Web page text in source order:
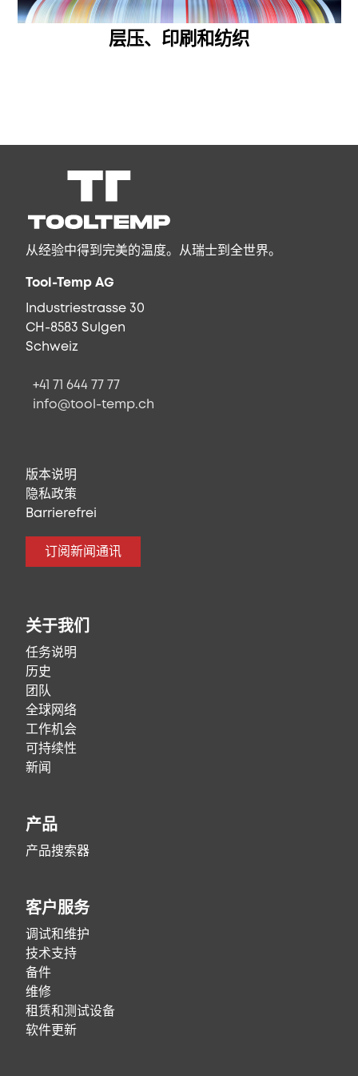
层压、印刷和纺织
从经验中得到完美的温度。从瑞士到全世界。
Tool-Temp AG
Industriestrasse 30
CH-8583 Sulgen
Schweiz
+41 71 644 77 77
info@tool-temp.ch
版本说明
隐私政策
Barrierefrei
订阅新闻通讯
关于我们
任务说明
历史
团队
全球网络
工作机会
可持续性
新闻
产品
产品搜索器
客户服务
调试和维护
技术支持
备件
维修
租赁和测试设备
软件更新